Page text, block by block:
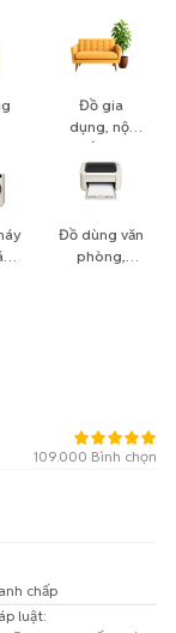
Đồ gia
dụng, nội
thất, cây
cảnh
Đồ dùng văn
phòng,
109.000 Bình chọn
chấp
luật: